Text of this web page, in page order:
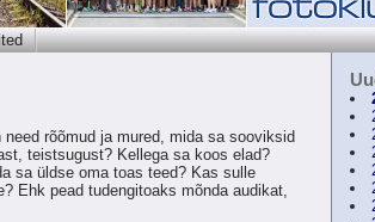
rõõmud ja mured, mida sa sooviksid
teistsugust? Kellega sa koos elad?
sa üldse oma toas teed? Kas sulle
Ehk pead tudengitoaks mõnda audikat,